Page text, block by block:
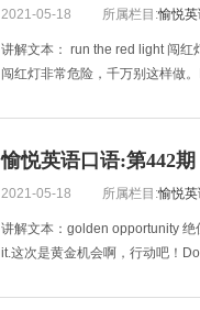
2021-05-18 所属栏目:愉悦
讲解文本： run the red light 闯
闯红灯非常危险，千万别这样做
愉悦英语口语:第442
2021-05-18 所属栏目:愉悦
讲解文本：golden opportunity
it.这次是黄金机会啊，行动吧！